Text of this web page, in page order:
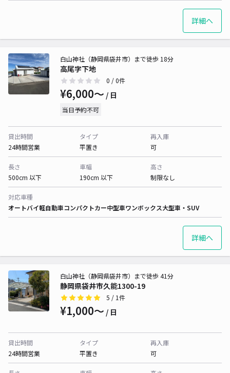
詳細へ
高尾字下地
白山神社（静岡県袋井市）まで徒歩 18分
0 / 0件
¥6,000〜 / 日
当日予約不可
貸出時間
24時間営業
タイプ
平置き
再入庫
可
長さ
500cm 以下
車幅
190cm 以下
高さ
制限なし
対応車種
オートバイ軽自動車コンパクトカー中型車ワンボックス大型車・SUV
詳細へ
静岡県袋井市久能1300-19
白山神社（静岡県袋井市）まで徒歩 41分
5 / 1件
¥1,000〜 / 日
貸出時間
24時間営業
タイプ
平置き
再入庫
可